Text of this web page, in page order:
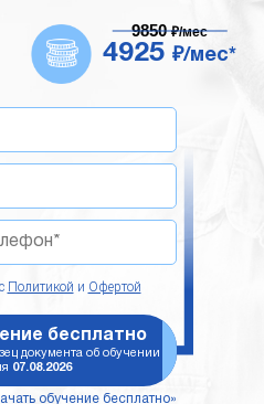
4925 ₽/мес*
9850₽/мес
с Политикой и Офертой
бесплатно
документа об обучении
07.08.2026
обучение бесплатно»